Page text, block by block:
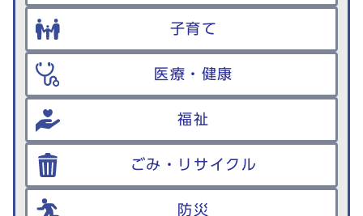
子育て
医療・健康
福祉
ごみ・リサイクル
防災